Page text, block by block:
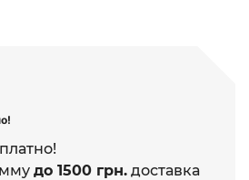
до 1500 грн. доставка